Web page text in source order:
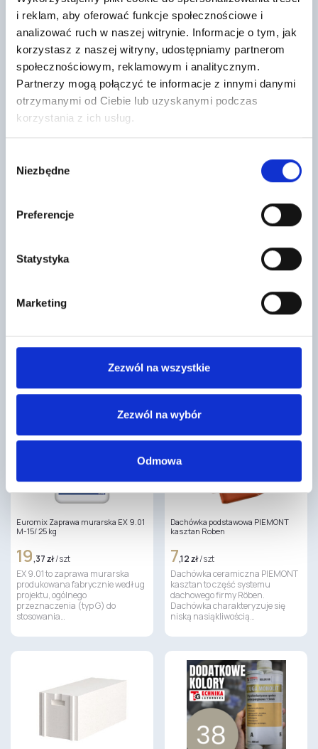
i reklam, aby oferować funkcje społecznościowe i
analizować ruch w naszej witrynie. Informacje o tym, jak
korzystasz z naszej witryny, udostępniamy partnerom
społecznościowym, reklamowym i analitycznym.
Partnerzy mogą połączyć te informacje z innymi danymi
otrzymanymi od Ciebie lub uzyskanymi podczas
korzystania z ich usług.
zgody
Niezbędne
Preferencje
Statystyka
Marketing
Zezwól na wszystkie
Zezwól na wybór
Odmowa
ULTRAPANEL TG 1250X600X30mm
105
Płyta budowlana Ultra Panel to
nowoczesny, wielofunkcyjny
materiał przeznaczony do
wyrównywania oraz zabudowy
ścian i…
Fuga Monolit (kolor 41 Stauffer)
230
/ szt
Fuga Monolit produkcji Technika
Glazurnika to wysokoelastyczna
spoina poliasparginowa,
szczególnie polecana do
profilowania narożników
zewnętrznych…
Styropian Płyty TERMONIUM Plus
styropian grafitowy o
na bazie innowacyjnego
surowca…
Ława kominiarska 40 cm Universal
bezpieczeństwa oraz wygody…
Euromix Zaprawa murarska EX 9.01
M-15/ 25 kg
19,37 zł/ szt
EX 9.01 to zaprawa murarska
produkowana fabrycznie według
projektu, ogólnego
przeznaczenia (typ G) do
stosowania…
Dachówka podstawowa PIEMONT
kasztan Roben
7,12 zł/ szt
Dachówka ceramiczna PIEMONT
kasztan to część systemu
dachowego firmy Röben.
Dachówka charakteryzuje się
niską nasiąkliwością…